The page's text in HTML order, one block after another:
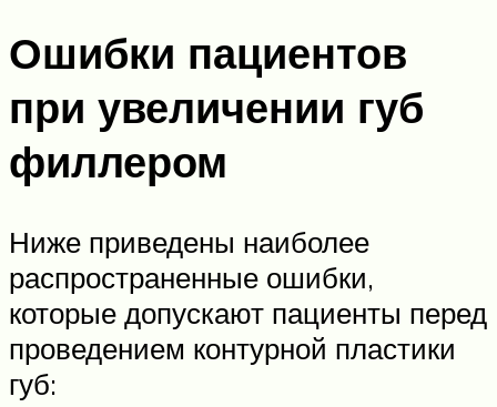
Ошибки пациентов
при увеличении губ
филлером
Ниже приведены наиболее
распространенные ошибки,
которые допускают пациенты перед
проведением контурной пластики
губ: